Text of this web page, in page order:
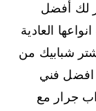
لك أفضل
العادية
شتر شبابيك من
افضل فني
جرار مع